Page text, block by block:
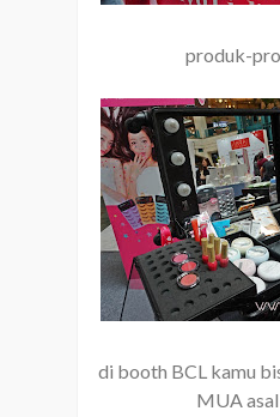
produk-
di booth BCL kamu
MUA